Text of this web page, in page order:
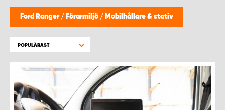
Ford Ranger / Förarmiljö / Mobilhållare & stativ
POPULÄRAST
WORK SYSTEM KARLSTAD